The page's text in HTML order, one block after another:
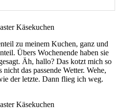
zu meinem Kuchen, ganz und
Übers Wochenende haben sie
Äh, hallo? Das kotzt mich so
das passende Wetter. Wehe,
der letzte. Dann flieg ich weg.